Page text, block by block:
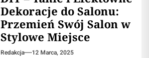
Dekoracje do Salonu:
Przemień Swój Salon w
Stylowe Miejsce
Redakcja 12 Marca, 2025